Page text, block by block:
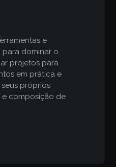
e
dominar o
projetos para
em prática e
próprios
composição de